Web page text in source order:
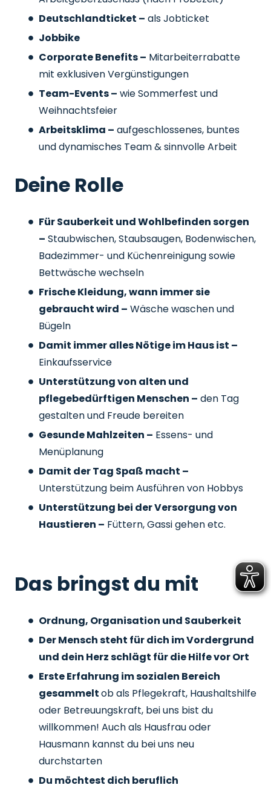
Deutschlandticket – als Jobticket
Jobbike
Corporate Benefits – Mitarbeiterrabatte
mit exklusiven Vergünstigungen
Team-Events – wie Sommerfest und
Weihnachtsfeier
Arbeitsklima – aufgeschlossenes, buntes
und dynamisches Team & sinnvolle Arbeit
Deine Rolle
Für Sauberkeit und Wohlbefinden sorgen
– Staubwischen, Staubsaugen, Bodenwischen,
Badezimmer- und Küchenreinigung sowie
Bettwäsche wechseln
Frische Kleidung, wann immer sie
gebraucht wird – Wäsche waschen und
Bügeln
Damit immer alles Nötige im Haus ist –
Einkaufsservice
Unterstützung von alten und
pflegebedürftigen Menschen – den Tag
gestalten und Freude bereiten
Gesunde Mahlzeiten – Essens- und
Menüplanung
Damit der Tag Spaß macht –
Unterstützung beim Ausführen von Hobbys
Unterstützung bei der Versorgung von
Haustieren – Füttern, Gassi gehen etc.
Das bringst du mit
Ordnung, Organisation und Sauberkeit
Der Mensch steht für dich im Vordergrund
und dein Herz schlägt für die Hilfe vor Ort
Erste Erfahrung im sozialen Bereich
gesammeltob als Pflegekraft, Haushaltshilfe
oder Betreuungskraft, bei uns bist du
willkommen! Auch als Hausfrau oder
Hausmann kannst du bei uns neu
durchstarten
Du möchtest dich beruflich